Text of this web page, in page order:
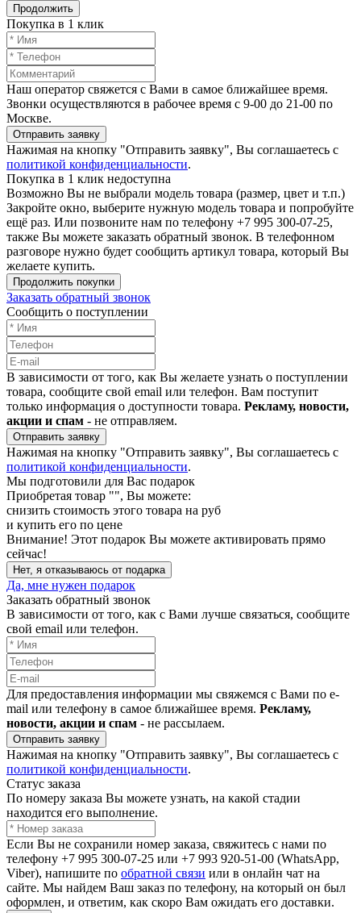
Продолжить
Покупка в 1 клик
Наш оператор свяжется с Вами в самое ближайшее время.
Звонки осуществляются в рабочее время с 9-00 до 21-00 по
Москве.
Отправить заявку
Нажимая на кнопку "Отправить заявку", Вы соглашаетесь с
политикой конфиденциальности.
Покупка в 1 клик недоступна
Возможно Вы не выбрали модель товара (размер, цвет и т.п.)
Закройте окно, выберите нужную модель товара и попробуйте
ещё раз. Или позвоните нам по телефону +7 995 300-07-25,
также Вы можете заказать обратный звонок. В телефонном
разговоре нужно будет сообщить артикул товара, который Вы
желаете купить.
Продолжить покупки
Заказать обратный звонок
Сообщить о поступлении
В зависимости от того, как Вы желаете узнать о поступлении
товара, сообщите свой email или телефон. Вам поступит
только информация о доступности товара. Рекламу, новости,
акции и спам - не отправляем.
Отправить заявку
Нажимая на кнопку "Отправить заявку", Вы соглашаетесь с
политикой конфиденциальности.
Мы подготовили для Вас подарок
Приобретая товар "", Вы можете:
снизить стоимость этого товара на руб
и купить его по цене
Внимание! Этот подарок Вы можете активировать прямо
сейчас!
Нет, я отказываюсь от подарка
Да, мне нужен подарок
Заказать обратный звонок
В зависимости от того, как с Вами лучше связаться, сообщите
свой email или телефон.
Для предоставления информации мы свяжемся с Вами по e-
mail или телефону в самое ближайшее время. Рекламу,
новости, акции и спам - не рассылаем.
Отправить заявку
Нажимая на кнопку "Отправить заявку", Вы соглашаетесь с
политикой конфиденциальности.
Статус заказа
По номеру заказа Вы можете узнать, на какой стадии
находится его выполнение.
Если Вы не сохранили номер заказа, свяжитесь с нами по
телефону +7 995 300-07-25 или +7 993 920-51-00 (WhatsApp,
Viber), напишите по обратной связи или в онлайн чат на
сайте. Мы найдем Ваш заказ по телефону, на который он был
оформлен, и ответим, как скоро Вам ожидать его доставки.